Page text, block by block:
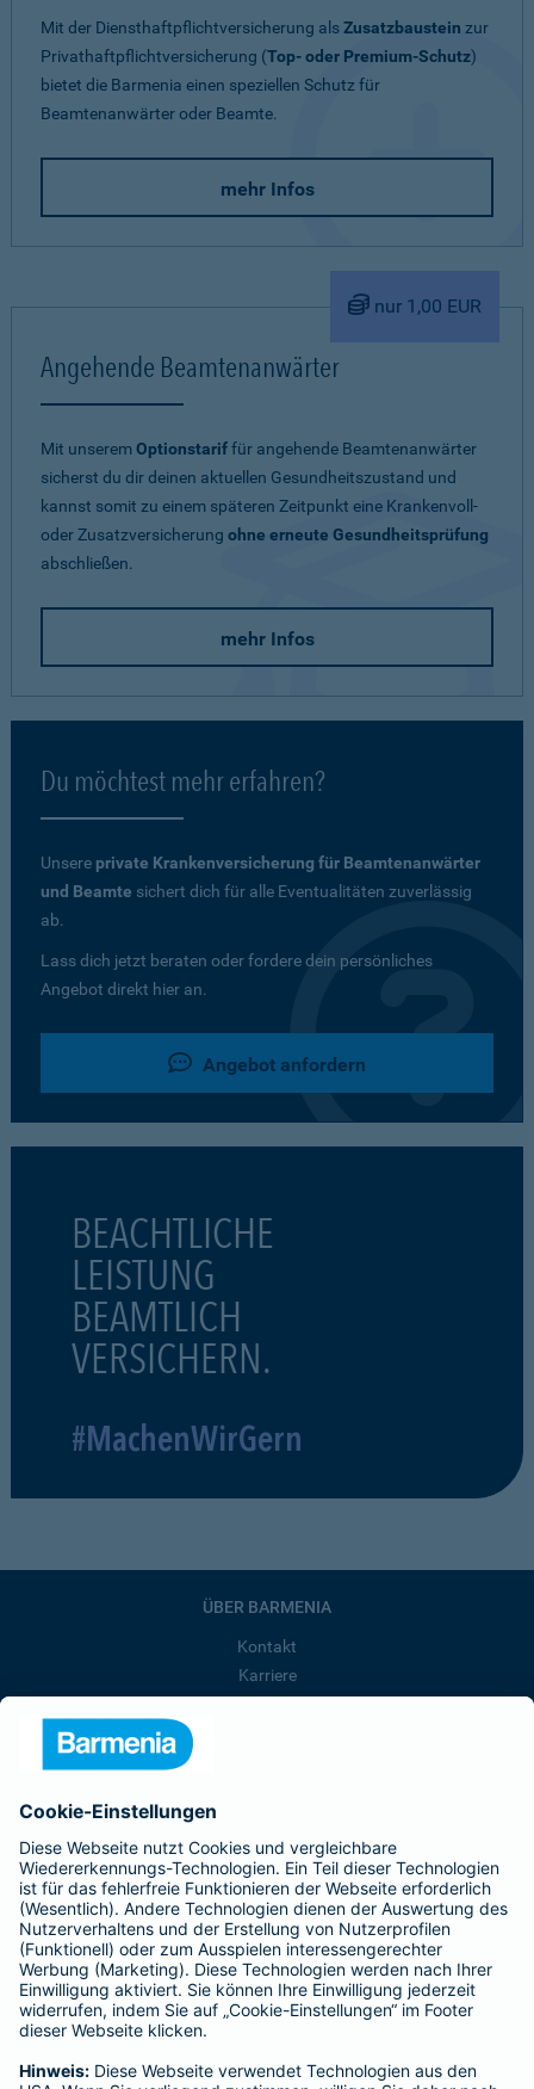
Mit der Diensthaftpflichtversicherung alsZusatzbaustein zur
Privathaftpflichtversicherung (Top- oder Premium-Schutz)
bietet die Barmenia einen speziellen Schutz für
Beamtenanwärter oder Beamte.
mehr Infos
nur 1,00 EUR
Angehende Beamtenanwärter
Mit unseremOptionstariffür angehende Beamtenanwärter
sicherst du dir deinen aktuellen Gesundheitszustand und
kannst somit zu einem späteren Zeitpunkt eine Krankenvoll-
oder Zusatzversicherung ohne erneute Gesundheitsprüfung
abschließen.
mehr Infos
Du möchtest mehr erfahren?
Unsere private Krankenversicherung für Beamtenanwärter
und Beamte sichert dich für alle Eventualitäten zuverlässig
ab.
Lass dich jetzt beraten oder fordere dein persönliches
Angebot direkt hier an.
Angebot anfordern
BEACHTLICHE
LEISTUNG
BEAMTLICH
VERSICHERN.
#MachenWirGern
ÜBER BARMENIA
Kontakt
Karriere
Barmenia ist Teil der BarmeniaGothaer
BELIEBTE SEITEN
Kranken-Zusatzversicherung
Tierversicherungen
Haftpflichtversicherung
Hausratversicherung